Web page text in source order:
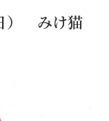
） みけ猫